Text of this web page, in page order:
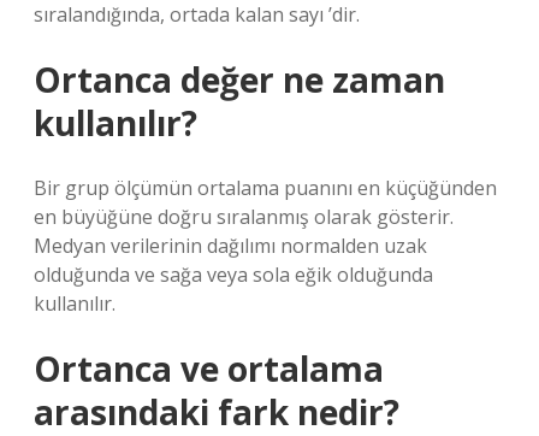
sıralandığında, ortada kalan sayı ‍’dir.
Ortanca değer ne zaman
kullanılır?
Bir grup ölçümün ortalama puanını en küçüğünden
en büyüğüne doğru sıralanmış olarak gösterir.
Medyan verilerinin dağılımı normalden uzak
olduğunda ve sağa veya sola eğik olduğunda
kullanılır.
Ortanca ve ortalama
arasındaki fark nedir?